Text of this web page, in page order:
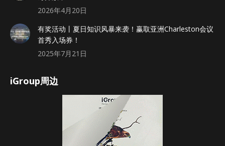
2026年4月20日
有奖活动丨夏日知识风暴来袭！赢取亚洲Charleston会议
首秀入场券！
2025年7月21日
iGroup周边